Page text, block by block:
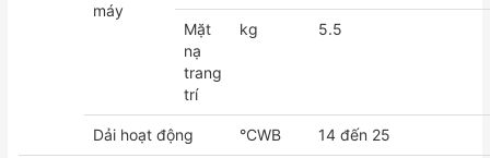
máy
Mặt
nạ
trang
trí
kg 5.5
Dải hoạt động °CWB 14 đến 25